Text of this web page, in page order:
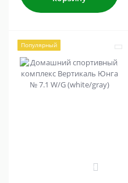
Популярный
0